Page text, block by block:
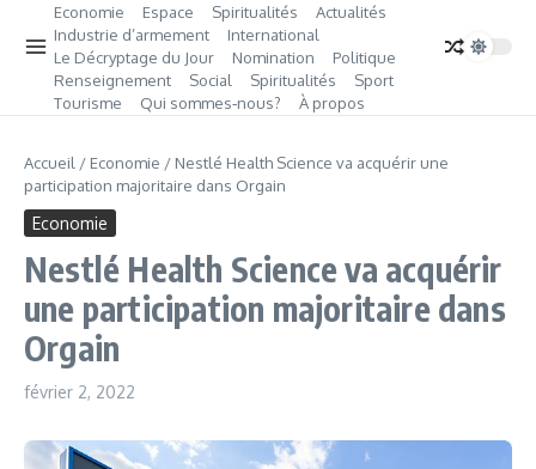
Economie
Espace Spiritualités
Actualités
Industrie d’armement
International
Le Décryptage du Jour
Nomination
Politique
Renseignement
Social Spiritualités
Sport
Tourisme
Qui sommes‑nous? À propos
Accueil / Economie / Nestlé Health Science va acquérir une
participation majoritaire dans Orgain
Economie
Nestlé Health Science va acquérir
une participation majoritaire dans
Orgain
février 2, 2022